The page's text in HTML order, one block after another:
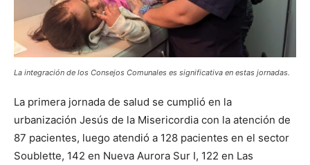
La integración de los Consejos Comunales es significativa en estas jornadas.
La primera jornada de salud se cumplió en la
urbanización Jesús de la Misericordia con la atención de
87 pacientes, luego atendió a 128 pacientes en el sector
Soublette, 142 en Nueva Aurora Sur I, 122 en Las